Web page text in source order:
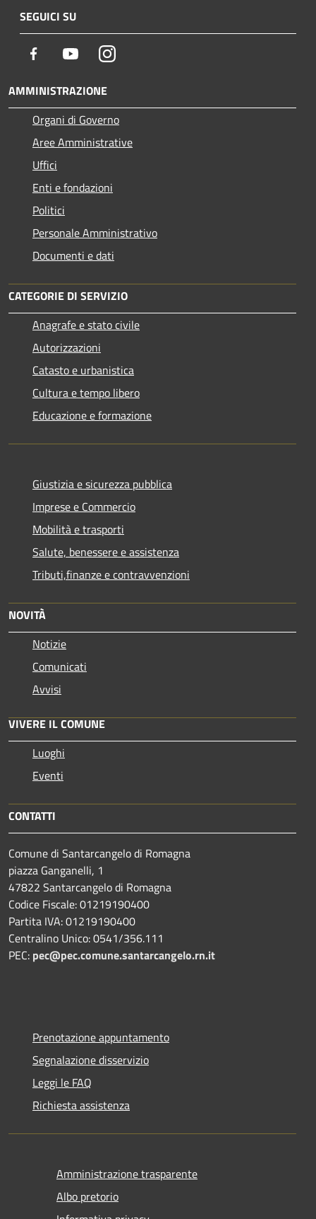
SEGUICI SU
Facebook YoutubeInstagram
AMMINISTRAZIONE
Organi di Governo
Aree Amministrative
Uffici
Enti e fondazioni
Politici
Personale Amministrativo
Documenti e dati
CATEGORIE DI SERVIZIO
Anagrafe e stato civile
Autorizzazioni
Catasto e urbanistica
Cultura e tempo libero
Educazione e formazione
Giustizia e sicurezza pubblica
Imprese e Commercio
Mobilità e trasporti
Salute, benessere e assistenza
Tributi,finanze e contravvenzioni
NOVITÀ
Notizie
Comunicati
Avvisi
VIVERE IL COMUNE
Luoghi
Eventi
CONTATTI
Comune di Santarcangelo di Romagna
piazza Ganganelli, 1
47822 Santarcangelo di Romagna
Codice Fiscale: 01219190400
Partita IVA: 01219190400
Centralino Unico: 0541/356.111
PEC: pec@pec.comune.santarcangelo.rn.it
Prenotazione appuntamento
Segnalazione disservizio
Leggi le FAQ
Richiesta assistenza
Amministrazione trasparente
Albo pretorio